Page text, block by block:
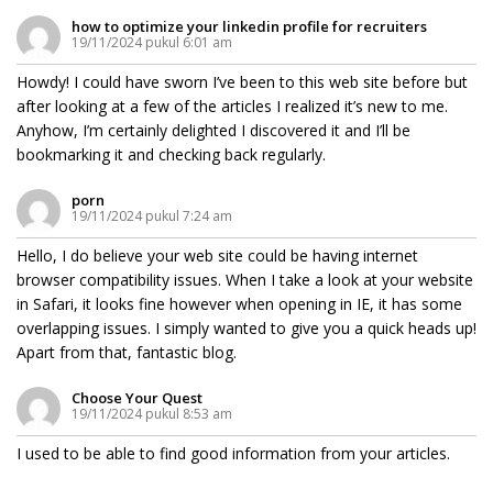
how to optimize your linkedin profile for recruiters
19/11/2024 pukul 6:01 am
Howdy! I could have sworn I’ve been to this web site before but
after looking at a few of the articles I realized it’s new to me.
Anyhow, I’m certainly delighted I discovered it and I’ll be
bookmarking it and checking back regularly.
porn
19/11/2024 pukul 7:24 am
Hello, I do believe your web site could be having internet
browser compatibility issues. When I take a look at your website
in Safari, it looks fine however when opening in IE, it has some
overlapping issues. I simply wanted to give you a quick heads up!
Apart from that, fantastic blog.
Choose Your Quest
19/11/2024 pukul 8:53 am
I used to be able to find good information from your articles.